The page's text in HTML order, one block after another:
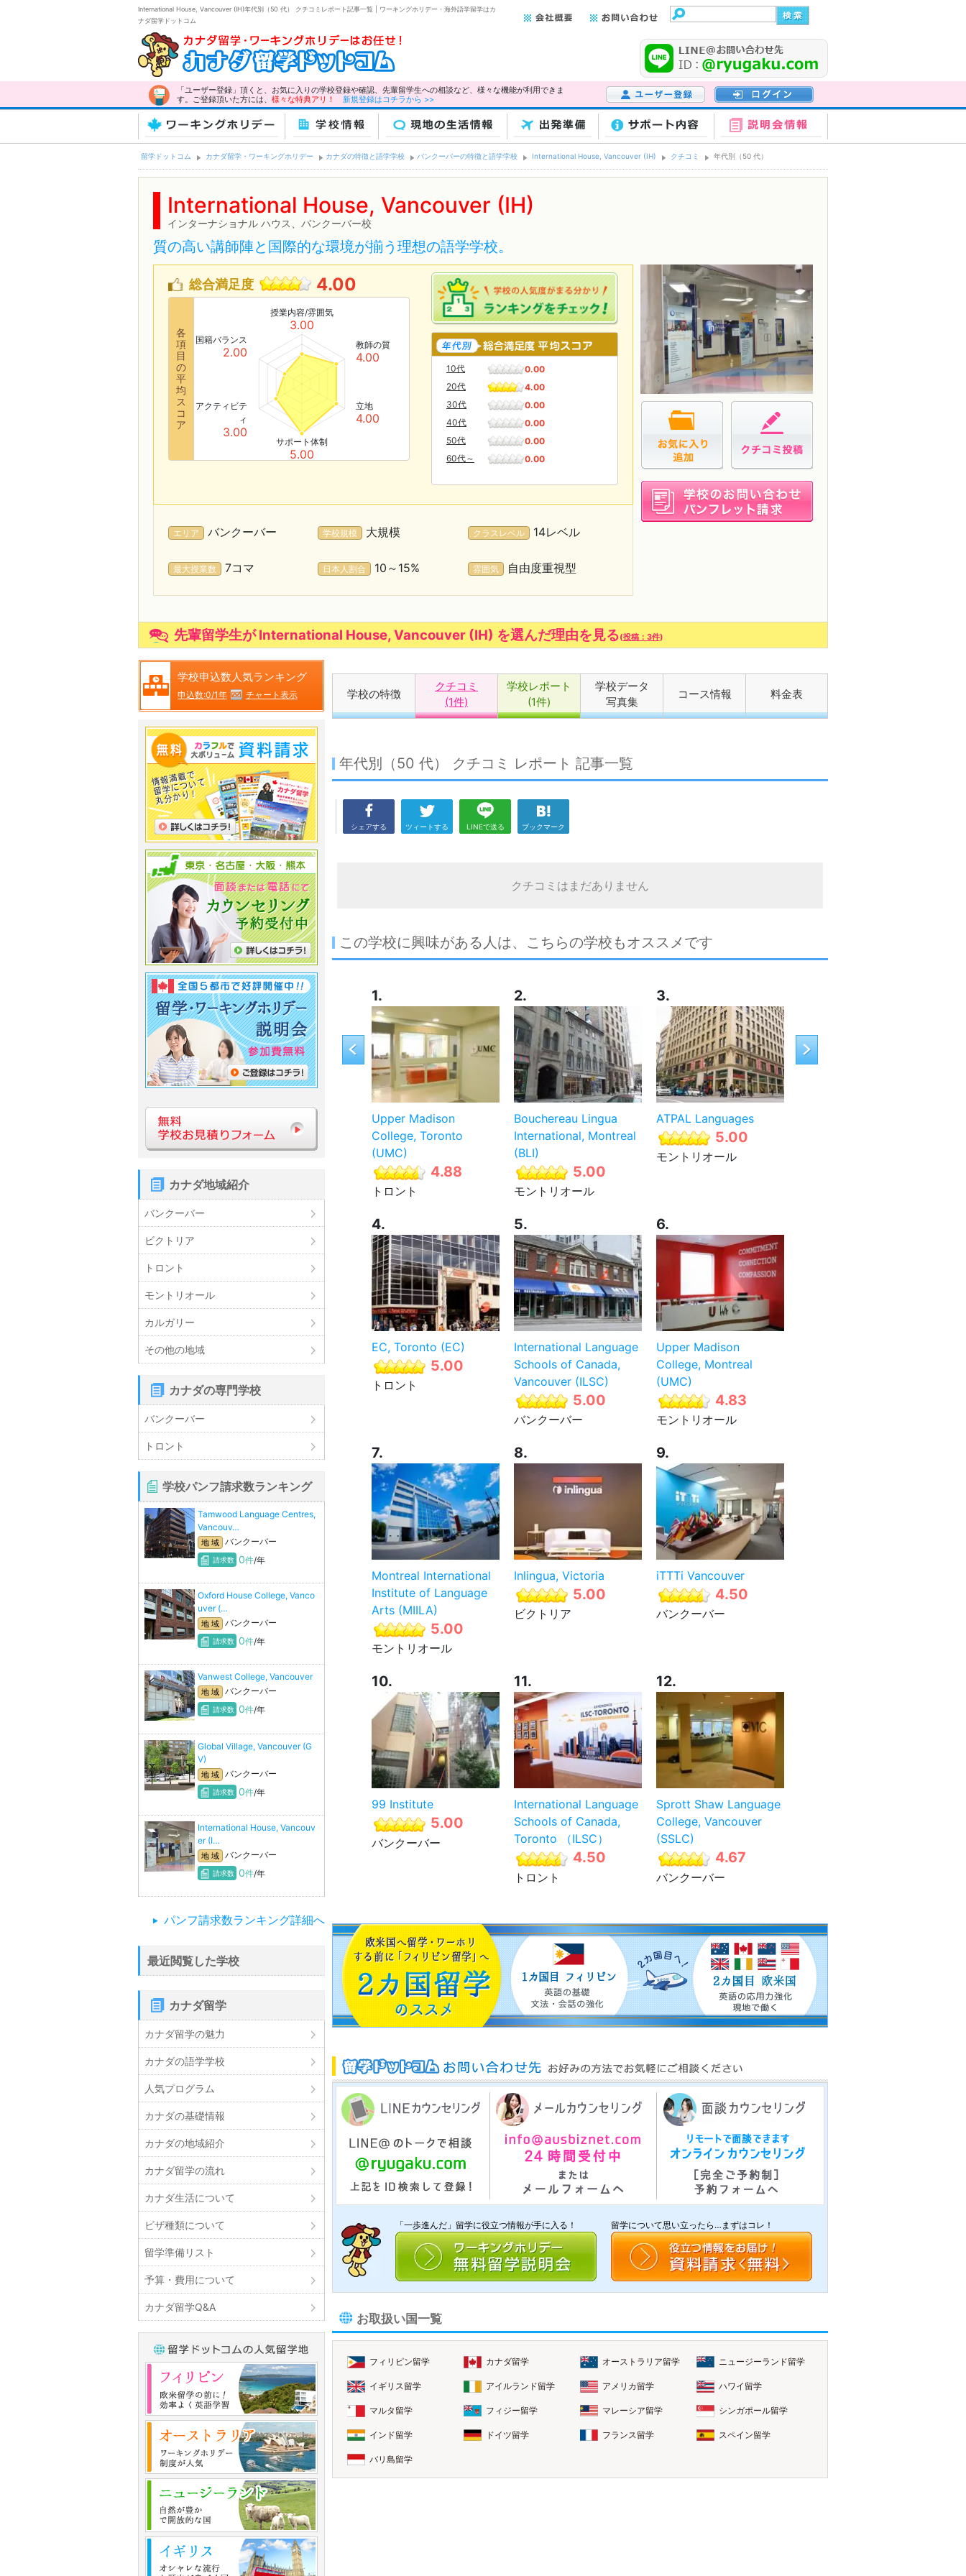
International House, Vancouver (IH)年代別（50 代） クチコミレポート記事一覧 | ワーキングホリデー・海外語学留学はカ
ナダ留学ドットコム
「ユーザー登録」頂くと、お気に入りの学校登録や確認、先輩留学生への相談など、様々な機能が利用できま
す。ご登録頂いた方には、 様々な特典アリ！
新規登録はコチラから >>
ユーザー登録
ログイン
ワーキングホリデー 学校情報 現地の生活情報 出発準備 サポート内容 説明会情報
留学ドットコム カナダ留学・ワーキングホリデー カナダの特徴と語学学校 バンクーバーの特徴と語学学校 International House, Vancouver (IH) クチコミ 年代別（50 代）
International House, Vancouver (IH)
インターナショナル ハウス、バンクーバー校
質の高い講師陣と国際的な環境が揃う理想の語学学校。
総合満足度 4.00
各
項
目
の
平
均
ス
コ
ア
授業内容/雰囲気
3.00
教師の質
4.00
立地
4.00
サポート体制
5.00
アクティビテ
ィ
3.00
国籍バランス
2.00
10代
0.00
20代
4.00
30代
0.00
40代
0.00
50代
0.00
60代～
0.00
エリア バンクーバー 学校規模 大規模 クラスレベル 14レベル
最大授業数 7コマ 日本人割合 10～15% 雰囲気 自由度重視型
お気に入り追加 クチコミ投稿
先輩留学生が International House, Vancouver (IH) を選んだ理由を見る(投稿：3件)
学校の特徴
クチコミ
(1件)
学校レポート
(1件)
学校データ
写真集
コース情報 料金表
年代別（50 代） クチコミ レポート 記事一覧
シェアする ツィートする LINEで送る ブックマーク
クチコミはまだありません
この学校に興味がある人は、こちらの学校もオススメです
1.
Upper Madison
College, Toronto
(UMC)
4.88
トロント
2.
Bouchereau Lingua
International, Montreal
(BLI)
5.00
モントリオール
3.
ATPAL Languages
5.00
モントリオール
4.
EC, Toronto (EC)
5.00
トロント
5.
International Language
Schools of Canada,
Vancouver (ILSC)
5.00
バンクーバー
6.
Upper Madison
College, Montreal
(UMC)
4.83
モントリオール
7.
Montreal International
Institute of Language
Arts (MIILA)
5.00
モントリオール
8.
Inlingua, Victoria
5.00
ビクトリア
9.
iTTTi Vancouver
4.50
バンクーバー
10.
99 Institute
5.00
バンクーバー
11.
International Language
Schools of Canada,
Toronto （ILSC）
4.50
トロント
12.
Sprott Shaw Language
College, Vancouver
(SSLC)
4.67
バンクーバー
「一歩進んだ」留学に役立つ情報が手に入る！ 留学について思い立ったら…まずはコレ！
お取扱い国一覧
フィリピン留学 カナダ留学 オーストラリア留学 ニュージーランド留学
イギリス留学 アイルランド留学 アメリカ留学 ハワイ留学
マルタ留学 フィジー留学 マレーシア留学 シンガポール留学
インド留学 ドイツ留学 フランス留学 スペイン留学
バリ島留学
学校申込数人気ランキング
申込数:0/1年 チャート表示
カナダ地域紹介
バンクーバー
ビクトリア
トロント
モントリオール
カルガリー
その他の地域
カナダの専門学校
バンクーバー
トロント
学校パンフ請求数ランキング
Tamwood Language Centres,
Vancouv…
地 域 バンクーバー
請求数 0件/年
Oxford House College, Vanco
uver (…
地 域 バンクーバー
請求数 0件/年
Vanwest College, Vancouver
地 域 バンクーバー
請求数 0件/年
Global Village, Vancouver (G
V)
地 域 バンクーバー
請求数 0件/年
International House, Vancouv
er (I…
地 域 バンクーバー
請求数 0件/年
パンフ請求数ランキング詳細へ
最近閲覧した学校
カナダ留学
カナダ留学の魅力
カナダの語学学校
人気プログラム
カナダの基礎情報
カナダの地域紹介
カナダ留学の流れ
カナダ生活について
ビザ種類について
留学準備リスト
予算・費用について
カナダ留学Q&A